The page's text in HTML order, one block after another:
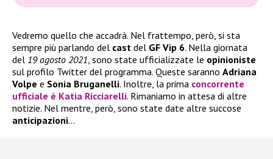
Vedremo quello che accadrà. Nel frattempo, però, si sta
sempre più parlando del cast del GF Vip 6. Nella giornata
del 19 agosto 2021 , sono state ufficializzate le opinioniste
sul profilo Twitter del programma. Queste saranno Adriana
Volpe e Sonia Bruganelli. Inoltre, la prima concorrente
ufficiale è Katia Ricciarelli. Rimaniamo in attesa di altre
notizie. Nel mentre, però, sono state date altre succose
anticipazioni…